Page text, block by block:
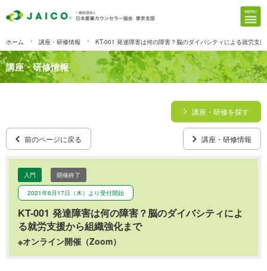
ホーム 講座・研修情報 KT-001 発達障害は何の障害？脳のダイバシティによる就労支
講座・研修情報
前のページに戻る 講座・研修情報
講座・研修を探す
入門 開催終了
2021年6月17日（木）より受付開始
KT-001 発達障害は何の障害？脳のダイバシティによ
る就労支援から組織強化まで
※オンライン開催（Zoom）